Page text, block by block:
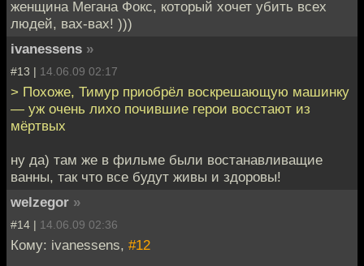
женщина Мегана Фокс, который хочет убить всех
людей, вах-вах! )))
ivanessens »
#13 | 14.06.09 02:17
> Похоже, Тимур приобрёл воскрешающую машинку
— уж очень лихо почившие герои восстают из
мёртвых
ну да) там же в фильме были востанавливащие
ванны, так что все будут живы и здоровы!
welzegor »
#14 | 14.06.09 02:36
Кому: ivanessens, #12